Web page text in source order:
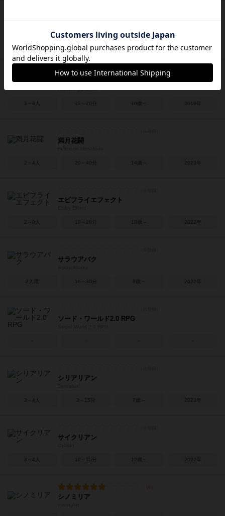
ナインタイルパニック
2～5人 20分前後 7歳～
ほめるが勝ち
Homeru ga kachi
3～8人 15～20分 10歳～ 2019年
満月花闘
2～4人 20～40分 14歳～ 2023年
エビフライエフェクト
2～8人 10～20分 10歳～ 2022年
サラウアバク
2人用 10～30分 8歳～ 2022年
ソード・ワールド2.0 RPG
シリアリアン
3～4人 3～15分 7歳～ 2023年
サイクリアン
3～4人 10～15分 12歳～ 2022年
シノミリア